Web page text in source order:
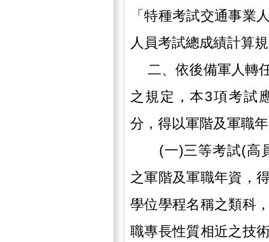
「特種考試交通事業
人員考試總成績計算
二、依後備軍人轉
之規定，本3項考試
分，得以軍階及軍職
(一)三等考試(高員
之軍階及軍職年資，
學位學程名稱之類科
職專長性質相近之技